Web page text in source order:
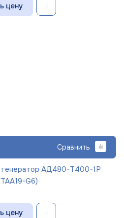
цену
Сравнить
АД480-Т400-1Р
G6)
цену